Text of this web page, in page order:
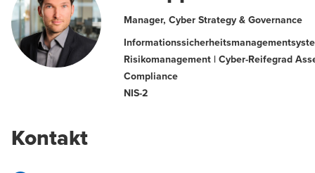
Manager, Cyber Strategy & Governance
Risikomanagement | Cyber-Reifegrad
Compliance
NIS-2
Kontakt